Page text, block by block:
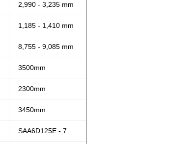
2,990 - 3,235 mm
1,185 - 1,410 mm
8,755 - 9,085 mm
3500mm
2300mm
3450mm
SAA6D125E - 7